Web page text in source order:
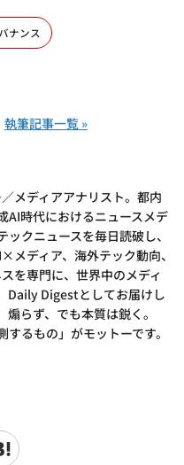
ナンス
メディアアナリスト。都内
AI時代におけるニュースメデ
クニュースを毎日読破し、
ディア、海外テック動向、
を専門に、世界中のメディ
Daily Digestとしてお届けし
らず、でも本質は鋭く。
するもの」がモットーです。